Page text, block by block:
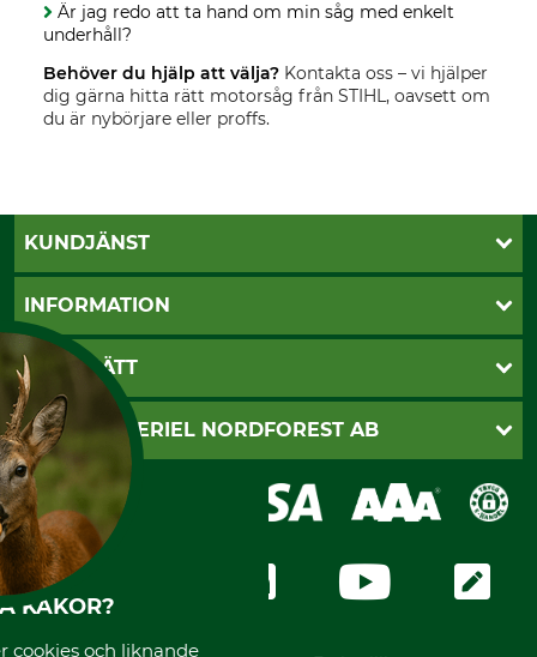
Är jag redo att ta hand om min såg med enkelt
underhåll?
Behöver du hjälp att välja? Kontakta oss – vi hjälper
dig gärna hitta rätt motorsåg från STIHL, oavsett om
du är nybörjare eller proffs.
KUNDJÄNST
Öppettider
Kundtjänst
Vanliga frågor
Kontakt
Cookie-inställningar
INFORMATION
Butik Vansbro
Nyhetsbrev
Katalogbeställning
Sagverkskatalog
Köpvillkor - 2025-06-18
Dataskydd
Integritetspolicy
Ångerrätt
Ångerrätt för din beställning
Reklamationer
Frakter
BETALSÄTT
Klarna
Faktura
Swish
SKOGSMATERIEL NORDFOREST AB
Om oss
GRUBE-Gruppen
Företagsuppgifter
Karriär
Vår personal
KAKOR?
cookies och liknande